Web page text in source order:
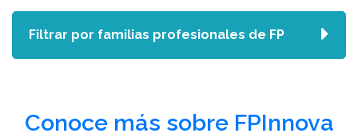
Conoce más sobre FPInnova
Filtrar por familias profesionales de FP